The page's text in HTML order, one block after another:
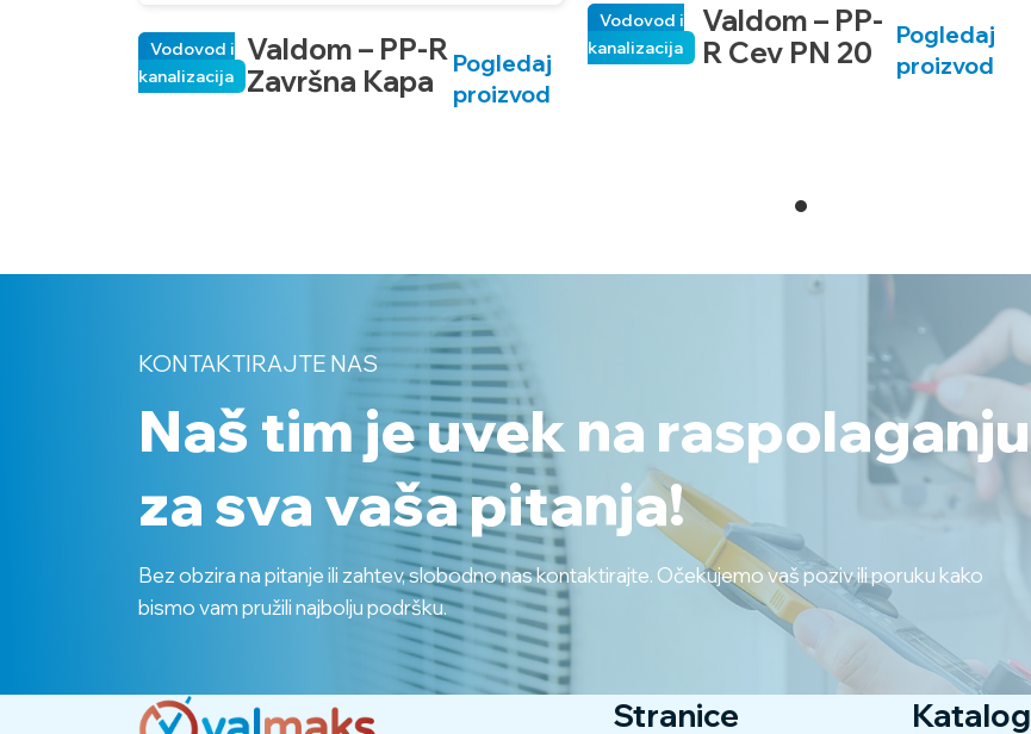
Valdom – PP-R
Završna Kapa
Vodovod i
kanalizacija
Pogledaj
proizvod
Valdom – PP-
R Cev PN 20
Vodovod i
kanalizacija
Pogledaj
proizvod
KONTAKTIRAJTE NAS
Naš tim je uvek na raspolaganju
za sva vaša pitanja!
Bez obzira na pitanje ili zahtev, slobodno nas kontaktirajte. Očekujemo vaš poziv ili poruku kako
bismo vam pružili najbolju podršku.
Stranice Katalog